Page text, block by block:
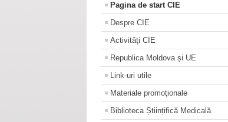
Pagina de start CIE
Despre CIE
Activități CIE
Republica Moldova și UE
Link-uri utile
Materiale promoţionale
Biblioteca Științifică Medicală